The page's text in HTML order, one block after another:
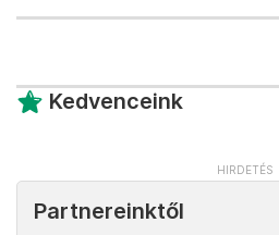
Kedvenceink
Partnereinktől